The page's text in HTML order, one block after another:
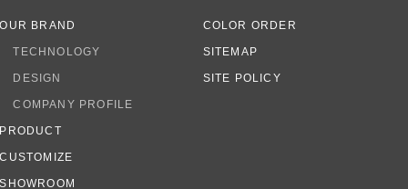
OUR BRAND
TECHNOLOGY
DESIGN
COMPANY PROFILE
PRODUCT
CUSTOMIZE
SHOWROOM
COLOR ORDER
SITEMAP
SITE POLICY